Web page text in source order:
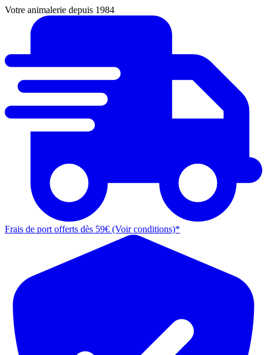
Votre animalerie depuis 1984
Frais de port offerts dès 59€ (Voir conditions)*